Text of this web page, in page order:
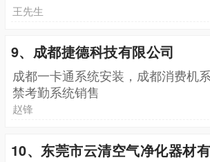
王先生
9、成都捷德科技有限公司
成都一卡通系统安装，成都消费机
禁考勤系统销售
赵锋
10、东莞市云清空气净化器材